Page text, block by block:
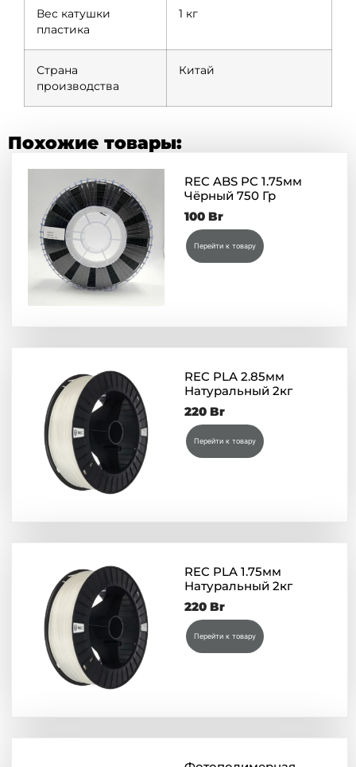
Вес катушки
пластика
1 кг
Страна
производства
Китай
Похожие товары:
REC ABS PC 1.75мм
Чёрный 750 Гр
100 Br
Перейти к товару
REC PLA 2.85мм
Натуральный 2кг
220 Br
Перейти к товару
REC PLA 1.75мм
Натуральный 2кг
220 Br
Перейти к товару